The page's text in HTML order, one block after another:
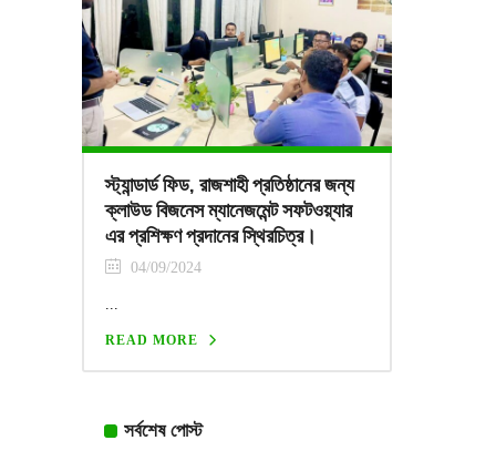
স্ট্যান্ডার্ড ফিড, রাজশাহী প্রতিষ্ঠানের জন্য
ক্লাউড বিজনেস ম্যানেজমেন্ট সফটওয়্যার
এর প্রশিক্ষণ প্রদানের স্থিরচিত্র।
04/09/2024
...
READ MORE
সর্বশেষ পোস্ট